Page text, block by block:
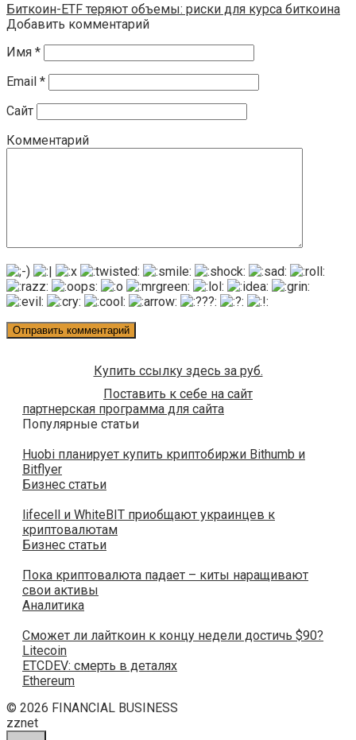
Биткоин-ETF теряют объемы: риски для курса биткоина
Добавить комментарий
Имя *
Email *
Сайт
Комментарий
Купить ссылку здесь за руб.
Поставить к себе на сайт
партнерская программа для сайта
Популярные статьи
Huobi планирует купить криптобиржи Bithumb и
Bitflyer
Бизнес статьи
lifecell и WhiteBIT приобщают украинцев к
криптовалютам
Бизнес статьи
Пока криптовалюта падает – киты наращивают
свои активы
Аналитика
Сможет ли лайткоин к концу недели достичь $90?
Litecoin
ETCDEV: смерть в деталях
Ethereum
© 2026 FINANCIAL BUSINESS
zznet